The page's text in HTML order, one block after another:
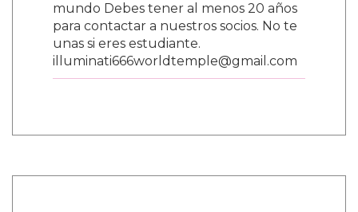
mundo Debes tener al menos 20 años
para contactar a nuestros socios. No te
unas si eres estudiante.
illuminati666worldtemple@gmail.com